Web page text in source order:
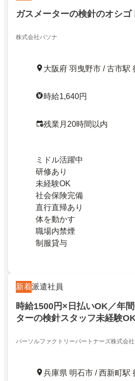
ガスメーターの検針のオシゴ
株式会社パソナ
大阪府 羽曳野市 / 古市駅
時給1,640円
残業月20時間以内
ミドル活躍中
研修あり
未経験OK
社会保険完備
直行直帰あり
体を動かす
職場内禁煙
制服貸与
新着派遣社員
時給1500円×日払いOK／年
ターの検針スタッフ未経験
パーソルファクトリーパートナーズ株式会社
兵庫県 明石市 / 西新町駅